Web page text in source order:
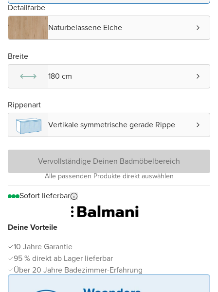
Deine Vorteile
10 Jahre Garantie
95 % direkt ab Lager lieferbar
Über 20 Jahre Badezimmer-Erfahrung
Detailfarbe
Naturbelassene Eiche
Breite
180 cm
Rippenart
Vertikale symmetrische gerade Rippe
Vervollständige Deinen Badmöbelbereich
Alle passenden Produkte direkt auswählen
Sofort lieferbar